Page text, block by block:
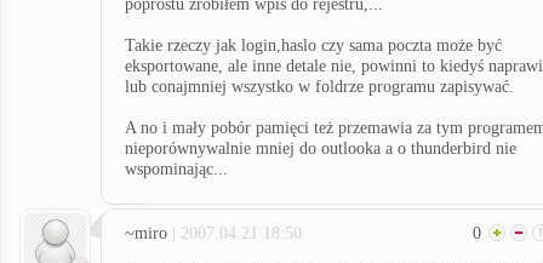
poprostu zrobiłem wpis do rejestru,...
Takie rzeczy jak login,haslo czy sama poczta może być
eksportowane, ale inne detale nie, powinni to kiedyś
lub conajmniej wszystko w foldrze programu zapisywać.
A no i mały pobór pamięci też przemawia za tym
nieporównywalnie mniej do outlooka a o thunderbird nie
wspominając...
~miro | 2007.04.21 18:50 0